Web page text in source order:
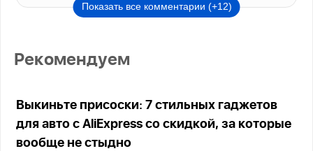
Показать все комментарии (+12)
Рекомендуем
Выкиньте присоски: 7 стильных гаджетов
для авто с AliExpress со скидкой, за которые
вообще не стыдно